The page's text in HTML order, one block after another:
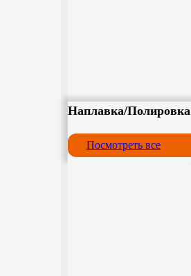
Наплавка/Полировка
Посмотреть все